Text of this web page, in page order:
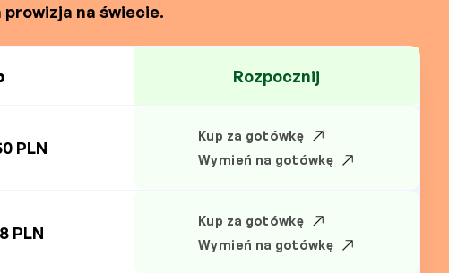
na świecie.
Rozpocznij
PLN
Kup za gotówkę
Wymień na gotówkę
PLN
Kup za gotówkę
Wymień na gotówkę